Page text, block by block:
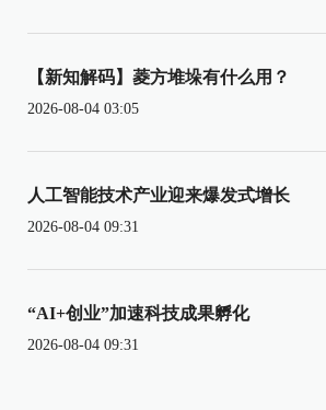
【新知解码】菱方堆垛有什么用？
2026-08-04 03:05
人工智能技术产业迎来爆发式增长
2026-08-04 09:31
“AI+创业”加速科技成果孵化
2026-08-04 09:31